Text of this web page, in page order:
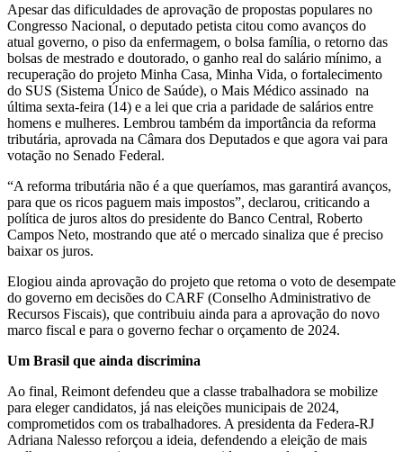
Apesar das dificuldades de aprovação de propostas populares no
Congresso Nacional, o deputado petista citou como avanços do
atual governo, o piso da enfermagem, o bolsa família, o retorno das
bolsas de mestrado e doutorado, o ganho real do salário mínimo, a
recuperação do projeto Minha Casa, Minha Vida, o fortalecimento
do SUS (Sistema Único de Saúde), o Mais Médico assinado na
última sexta-feira (14) e a lei que cria a paridade de salários entre
homens e mulheres. Lembrou também da importância da reforma
tributária, aprovada na Câmara dos Deputados e que agora vai para
votação no Senado Federal.
“A reforma tributária não é a que queríamos, mas garantirá avanços,
para que os ricos paguem mais impostos”, declarou, criticando a
política de juros altos do presidente do Banco Central, Roberto
Campos Neto, mostrando que até o mercado sinaliza que é preciso
baixar os juros.
Elogiou ainda aprovação do projeto que retoma o voto de desempate
do governo em decisões do CARF (Conselho Administrativo de
Recursos Fiscais), que contribuiu ainda para a aprovação do novo
marco fiscal e para o governo fechar o orçamento de 2024.
Um Brasil que ainda discrimina
Ao final, Reimont defendeu que a classe trabalhadora se mobilize
para eleger candidatos, já nas eleições municipais de 2024,
comprometidos com os trabalhadores. A presidenta da Federa-RJ
Adriana Nalesso reforçou a ideia, defendendo a eleição de mais